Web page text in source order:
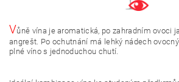
Vůně vína je aromatická, po zahradním ovoci
angrešt. Po ochutnání má lehký nádech
plné víno s jednoduchou chutí.